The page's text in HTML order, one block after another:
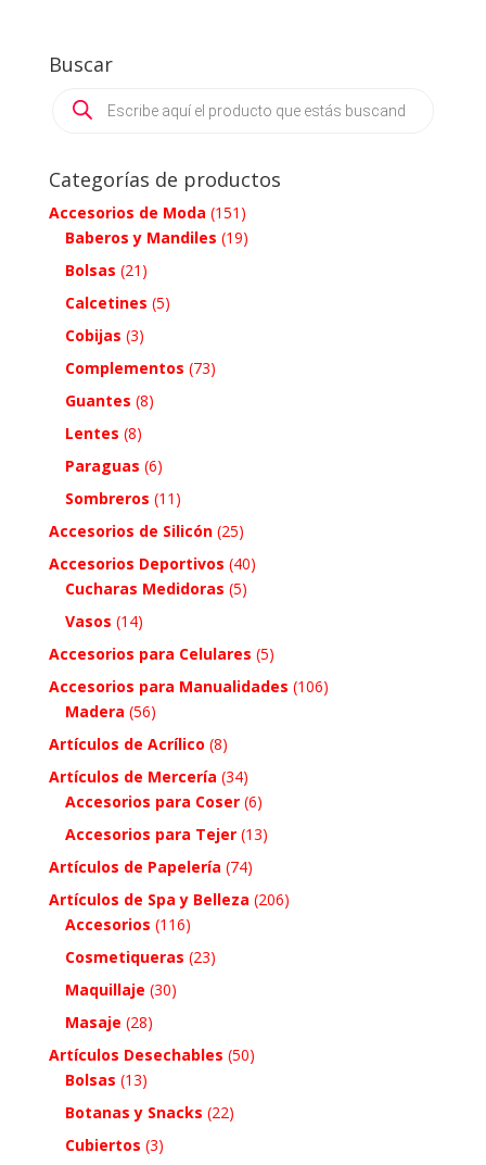
Buscar
search
Categorías de productos
Accesorios de Moda (151)
Baberos y Mandiles (19)
Bolsas (21)
Calcetines (5)
Cobijas (3)
Complementos (73)
Guantes (8)
Lentes (8)
Paraguas (6)
Sombreros (11)
Accesorios de Silicón (25)
Accesorios Deportivos (40)
Cucharas Medidoras (5)
Vasos (14)
Accesorios para Celulares (5)
Accesorios para Manualidades (106)
Madera (56)
Artículos de Acrílico (8)
Artículos de Mercería (34)
Accesorios para Coser (6)
Accesorios para Tejer (13)
Artículos de Papelería (74)
Artículos de Spa y Belleza (206)
Accesorios (116)
Cosmetiqueras (23)
Maquillaje (30)
Masaje (28)
Artículos Desechables (50)
Bolsas (13)
Botanas y Snacks (22)
Cubiertos (3)